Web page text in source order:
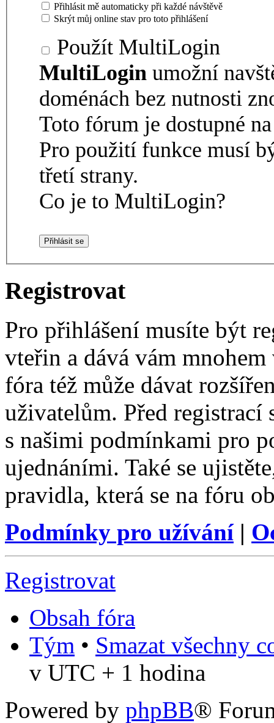
Přihlásit mě automaticky při každé návštěvě
Skrýt můj online stav pro toto přihlášení
Použít MultiLogin
MultiLogin umožní
doménách bez nutnosti
Toto fórum je dostupné
Pro použití funkce musí
třetí strany.
Co je to MultiLogin?
Registrovat
Pro přihlášení musíte být
vteřin a dává vám
fóra též může dávat
uživatelům. Před registrací
s našimi podmínkami pro
ujednáními. Také se
pravidla, která se na fóru
Podmínky pro užívání|
Registrovat
Obsah fóra
Tým • Smazat všechny
v UTC + 1 hodina
Powered by phpBB®